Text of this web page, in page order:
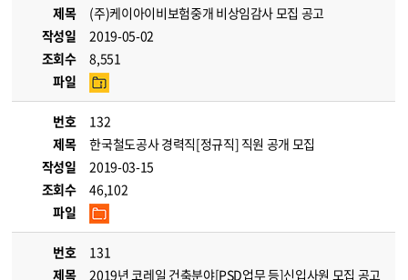
제목
(주)케이아이비보험중개 비상임감사 모집 공고
작성일
2019-05-02
조회수
8,551
파일
번호
132
제목
한국철도공사 경력직[정규직] 직원 공개 모집
작성일
2019-03-15
조회수
46,102
파일
번호
131
제목
2019년 코레일 건축분야[PSD업무 등]신입사원 모집 공고